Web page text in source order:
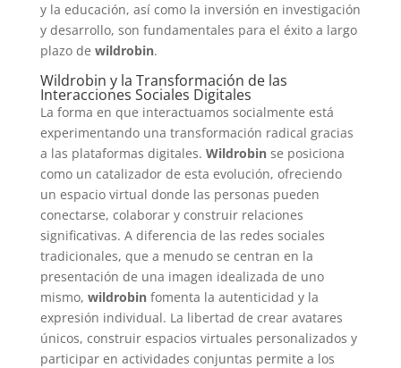
y la educación, así como la inversión en investigación
y desarrollo, son fundamentales para el éxito a largo
plazo de wildrobin.
Wildrobin y la Transformación de las
Interacciones Sociales Digitales
La forma en que interactuamos socialmente está
experimentando una transformación radical gracias
a las plataformas digitales. Wildrobinse posiciona
como un catalizador de esta evolución, ofreciendo
un espacio virtual donde las personas pueden
conectarse, colaborar y construir relaciones
significativas. A diferencia de las redes sociales
tradicionales, que a menudo se centran en la
presentación de una imagen idealizada de uno
mismo, wildrobinfomenta la autenticidad y la
expresión individual. La libertad de crear avatares
únicos, construir espacios virtuales personalizados y
participar en actividades conjuntas permite a los